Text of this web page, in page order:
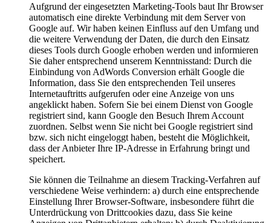
Aufgrund der eingesetzten Marketing-Tools baut Ihr Browser
automatisch eine direkte Verbindung mit dem Server von
Google auf. Wir haben keinen Einfluss auf den Umfang und
die weitere Verwendung der Daten, die durch den Einsatz
dieses Tools durch Google erhoben werden und informieren
Sie daher entsprechend unserem Kenntnisstand: Durch die
Einbindung von AdWords Conversion erhält Google die
Information, dass Sie den entsprechenden Teil unseres
Internetauftritts aufgerufen oder eine Anzeige von uns
angeklickt haben. Sofern Sie bei einem Dienst von Google
registriert sind, kann Google den Besuch Ihrem Account
zuordnen. Selbst wenn Sie nicht bei Google registriert sind
bzw. sich nicht eingeloggt haben, besteht die Möglichkeit,
dass der Anbieter Ihre IP-Adresse in Erfahrung bringt und
speichert.
Sie können die Teilnahme an diesem Tracking-Verfahren auf
verschiedene Weise verhindern: a) durch eine entsprechende
Einstellung Ihrer Browser-Software, insbesondere führt die
Unterdrückung von Drittcookies dazu, dass Sie keine